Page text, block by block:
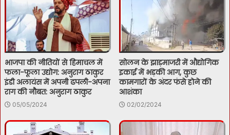
भाजपा की नीतियों से हिमाचल में
फला-फूला उद्योग: अनुराग ठाकुर
इंडी अलायंस में अपनी ढपली-अपना
राग की नौबत: अनुराग ठाकुर
05/05/2024
सोलन के झाड़माजरी में औद्योगिक
इकाई में भड़की आग, कुछ
कामगारों के अंदर फंसे होने की
आशंका
02/02/2024